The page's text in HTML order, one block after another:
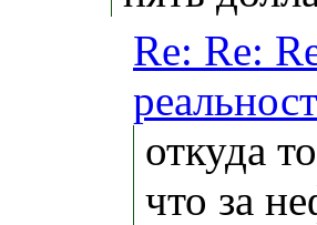
Re: Re:
откуда
что за